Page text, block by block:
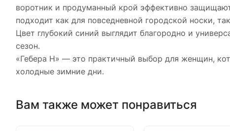
воротник и продуманный крой эффективно
подходит как для повседневной городской носки,
Цвет глубокий синий выглядит благородно и
сезон.
«Гебера Н» — это практичный выбор для женщин,
холодные зимние дни.
Вам также может понравиться